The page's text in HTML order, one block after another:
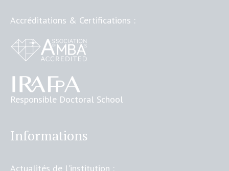
Accréditations & Certifications :
Responsible Doctoral School
Informations
Actualités de l'institution :